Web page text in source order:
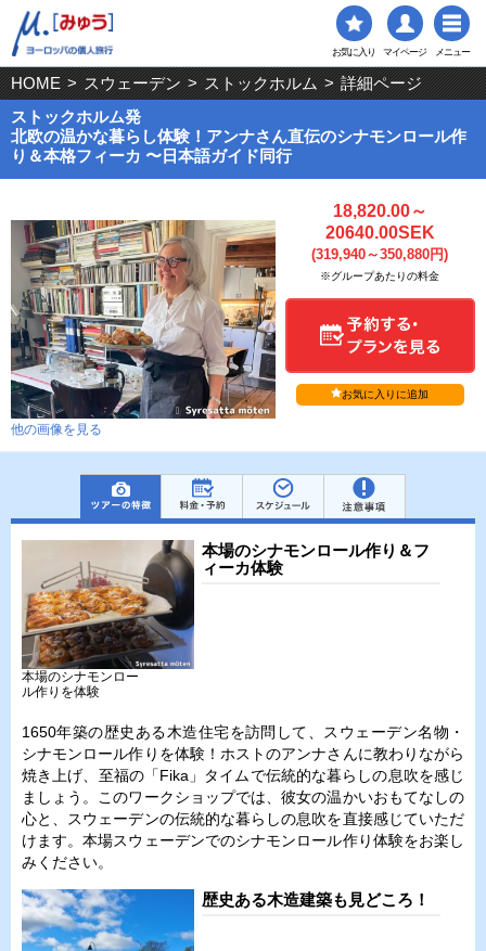
お気に入り マイページ メニュー
HOME > スウェーデン > ストックホルム > 詳細ページ
ストックホルム発
北欧の温かな暮らし体験！アンナさん直伝のシナモンロール作
り＆本格フィーカ 〜日本語ガイド同行
他の画像を見る
18,820.00～
20640.00SEK
(319,940～350,880円)
※グループあたりの料金
お気に入りに追加
本場のシナモンロール作り＆フ
ィーカ体験
本場のシナモンロー
ル作りを体験
1650年築の歴史ある木造住宅を訪問して、スウェーデン名物・
シナモンロール作りを体験！ホストのアンナさんに教わりながら
焼き上げ、至福の「Fika」タイムで伝統的な暮らしの息吹を感じ
ましょう。このワークショップでは、彼女の温かいおもてなしの
心と、スウェーデンの伝統的な暮らしの息吹を直接感じていただ
けます。本場スウェーデンでのシナモンロール作り体験をお楽し
みください。
歴史ある木造建築も見どころ！